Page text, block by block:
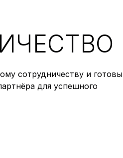
сотрудничеству и готовы
для успешного